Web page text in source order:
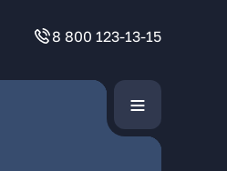
8 800 123-13-15